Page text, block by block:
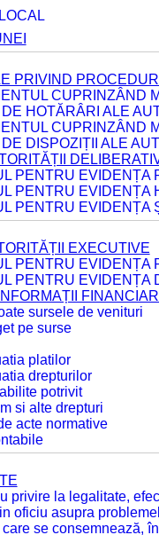
PRIVIND
CUPRINZÂND
HOTĂRÂRI ALE
CUPRINZÂND
DISPOZIȚII ALE
PENTRU EVIDENȚA
PENTRU EVIDENȚA
PENTRU EVIDENȚA
EXECUTIVE
PENTRU EVIDENȚA
PENTRU EVIDENȚA
sursele de venituri
pe surse
platilor
drepturilor
potrivit
si alte drepturi
acte normative
privire la legalitate,
oficiu asupra
se consemnează,